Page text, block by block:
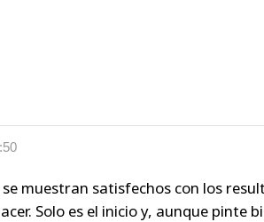
muestran satisfechos con los
Solo es el inicio y, aunque pinte